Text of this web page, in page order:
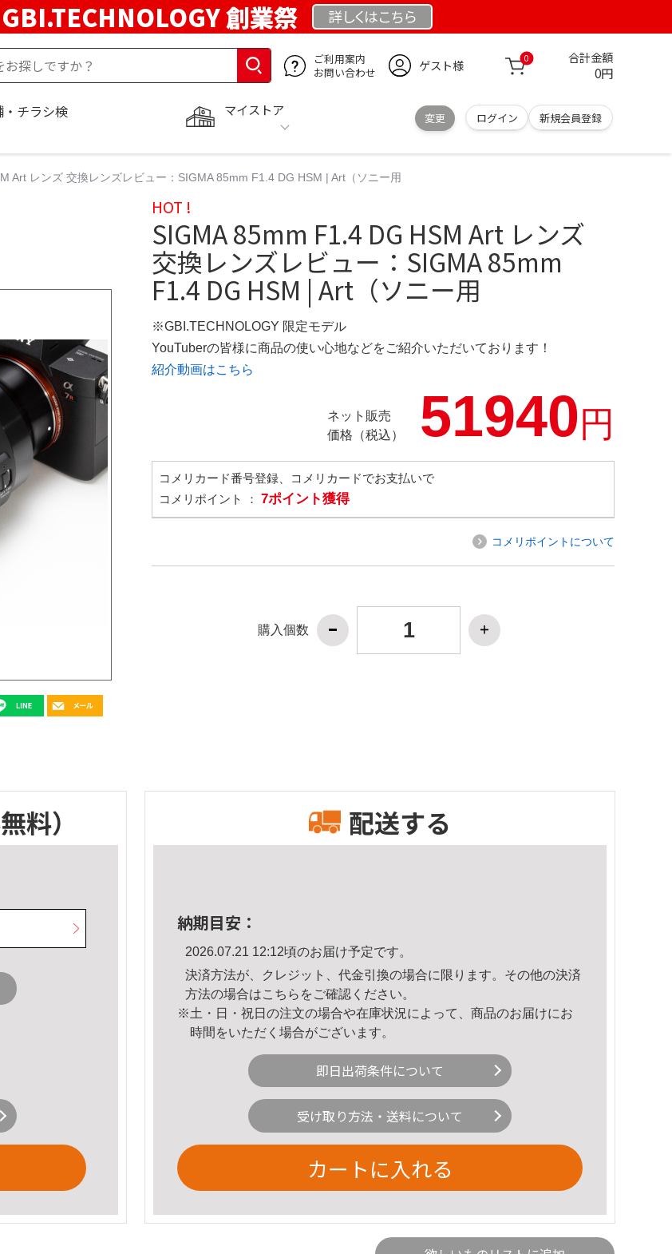
GBI.TECHNOLOGY 創業祭 詳しくはこちら
ご利用案内
お問い合わせ
ゲスト様 0 合計金額
0円
マイストア
変更 ログイン 新規会員登録
・チラシ検
Art レンズ 交換レンズレビュー：SIGMA 85mm F1.4 DG HSM | Art（ソニー用
HOT !
SIGMA 85mm F1.4 DG HSM Art レンズ
交換レンズレビュー：SIGMA 85mm
F1.4 DG HSM | Art（ソニー用
※GBI.TECHNOLOGY 限定モデル
YouTuberの皆様に商品の使い心地などをご紹介いただいております！
紹介動画はこちら
ネット販売
価格（税込）
51940円
コメリカード番号登録、コメリカードでお支払いで
コメリポイント ： 7ポイント獲得
コメリポイントについて
購入個数
料） 配送する
納期目安：
2026.07.21 12:12頃のお届け予定です。
決済方法が、クレジット、代金引換の場合に限ります。その他の決済
方法の場合はこちら をご確認ください。
※土・日・祝日の注文の場合や在庫状況によって、商品のお届けにお
時間をいただく場合がございます。
即日出荷条件について
受け取り方法・送料について
カートに入れる